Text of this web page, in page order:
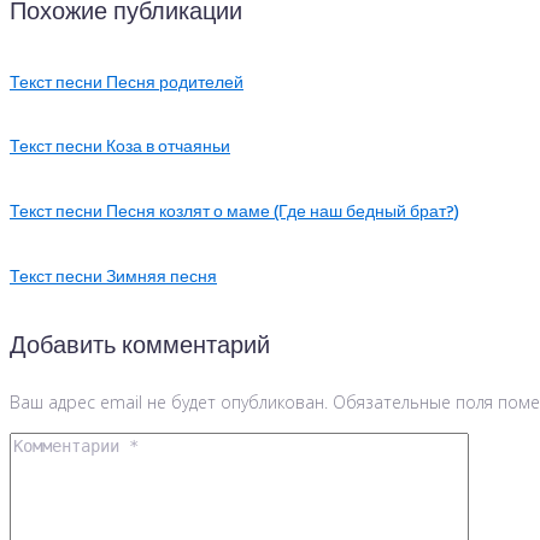
Похожие публикации
Текст песни Песня родителей
Текст песни Коза в отчаяньи
Текст песни Песня козлят о маме (Где наш бедный брат?)
Текст песни Зимняя песня
Добавить комментарий
Ваш адрес email не будет опубликован. Обязательные поля